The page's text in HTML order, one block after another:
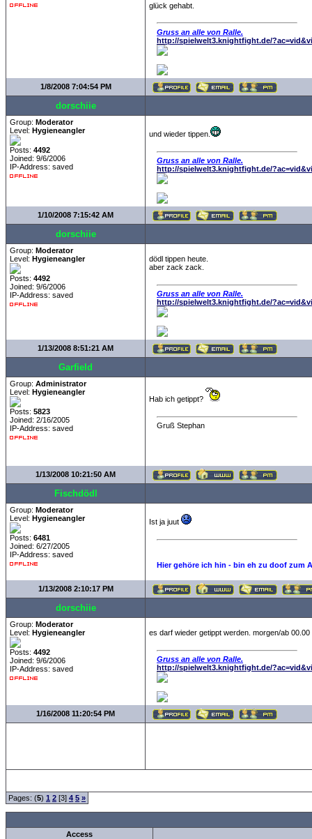
glück gehabt.
Gruss an alle von Ralle.
http://spielwelt3.knightfight.de/
1/8/2008 7:04:54 PM
dorschiie
Group: Moderator
Level: Hygieneangler
Posts: 4492
Joined: 9/6/2006
IP-Address: saved
und wieder tippen.
Gruss an alle von Ralle.
http://spielwelt3.knightfight.de/
1/10/2008 7:15:42 AM
dorschiie
Group: Moderator
Level: Hygieneangler
Posts: 4492
Joined: 9/6/2006
IP-Address: saved
dödl tippen heute.
aber zack zack.
Gruss an alle von Ralle.
http://spielwelt3.knightfight.de/
1/13/2008 8:51:21 AM
Garfield
Group: Administrator
Level: Hygieneangler
Posts: 5823
Joined: 2/16/2005
IP-Address: saved
Hab ich getippt?
Gruß Stephan
1/13/2008 10:21:50 AM
Fischdödl
Group: Moderator
Level: Hygieneangler
Posts: 6481
Joined: 6/27/2005
IP-Address: saved
Ist ja juut
Hier gehöre ich hin - bin eh zu doof zum
1/13/2008 2:10:17 PM
dorschiie
Group: Moderator
Level: Hygieneangler
Posts: 4492
Joined: 9/6/2006
IP-Address: saved
es darf wieder getippt werden. morgen/ab
Gruss an alle von Ralle.
http://spielwelt3.knightfight.de/
1/16/2008 11:20:54 PM
Pages: (5) 1 2 [3] 4 5 »
Access